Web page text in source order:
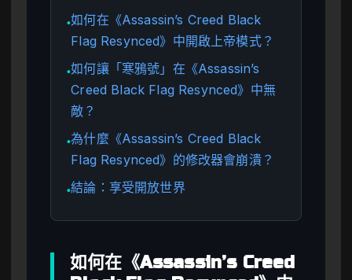
●如何在《Assassin’s Creed Black
Flag Resynced》中開啟上帝模式？
●如何讓「寒鴉號」在《Assassin’s
Creed Black Flag Resynced》中無
敵？
●為什麼《Assassin’s Creed Black
Flag Resynced》的修改器會崩潰？
●結論：享受開放世界
如何在《Assassin’s Creed